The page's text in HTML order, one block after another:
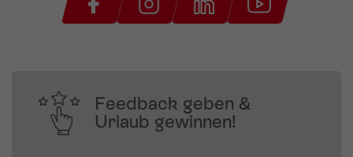
Feedback geben &
Urlaub gewinnen!